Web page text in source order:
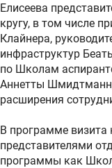
Елисеева
кругу, в том числе
Клайнера,
инфраструктур
по Школам
Аннетты
расширения
В программе визита
представителями
программы как